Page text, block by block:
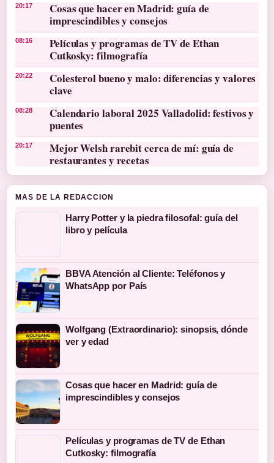
20:17
Cosas que hacer en Madrid: guía de
imprescindibles y consejos
08:16
Películas y programas de TV de Ethan
Cutkosky: filmografía
20:22
Colesterol bueno y malo: diferencias y valores
clave
08:28
Calendario laboral 2025 Valladolid: festivos y
puentes
20:17
Mejor Welsh rarebit cerca de mí: guía de
restaurantes y recetas
MAS DE LA REDACCION
Harry Potter y la piedra filosofal: guía del
libro y película
BBVA Atención al Cliente: Teléfonos y
WhatsApp por País
Wolfgang (Extraordinario): sinopsis, dónde
ver y edad
Cosas que hacer en Madrid: guía de
imprescindibles y consejos
Películas y programas de TV de Ethan
Cutkosky: filmografía